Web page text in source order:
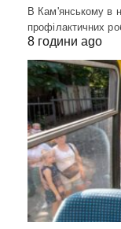
В Кам'янському в
профілактичних
8 години ago